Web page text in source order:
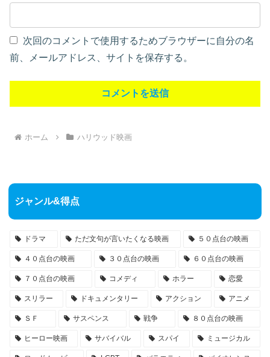
次回のコメントで使用するためブラウザーに自分の名
前、メールアドレス、サイトを保存する。
ホーム ハリウッド映画
ジャンル&得点
ドラマ ただ文句が言いたくなる映画 ５０点台の映画
４０点台の映画 ３０点台の映画 ６０点台の映画
７０点台の映画 コメディ ホラー 恋愛
スリラー ドキュメンタリー アクション アニメ
ＳＦ サスペンス 戦争 ８０点台の映画
ヒーロー映画 サバイバル スパイ ミュージカル